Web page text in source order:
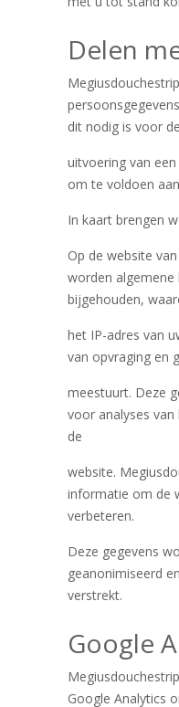
Delen
dit nodig is voor de
uitvoering van
om te voldoen
In kaart brengen
Op de website
worden algemene
bijgehouden,
het IP-adres van
van opvraging en
meestuurt. Deze
voor analyses
de
website.
informatie om de
verbeteren.
Deze gegevens
geanonimiseerd
verstrekt.
Google
Google Analytics